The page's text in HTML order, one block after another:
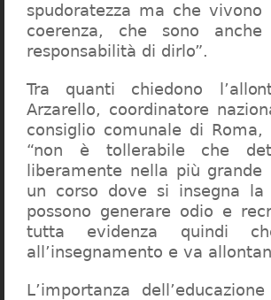
spudoratezza ma che
coerenza, che sono
responsabilità di dirlo”.
Tra quanti chiedono
Arzarello, coordinatore
consiglio comunale di
“non è tollerabile che
liberamente nella più
un corso dove si insegna
possono generare odio e
tutta evidenza quindi
all’insegnamento e va
L’importanza